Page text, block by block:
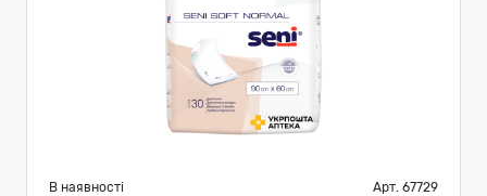
В наявності Арт. 67729